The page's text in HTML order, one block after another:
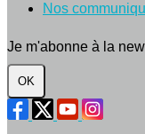
Nos
Je m'abonne à la
OK